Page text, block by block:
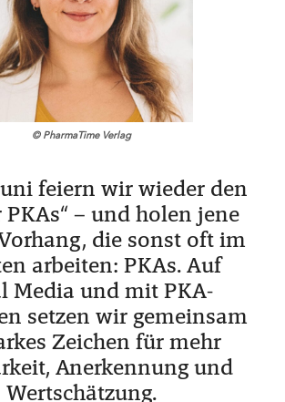
© PharmaTime Verlag
feiern wir wieder den
PKAs“ – und holen jene
die sonst oft im
arbeiten: PKAs. Auf
Media und mit PKA-
setzen wir gemeinsam
Zeichen für mehr
Anerkennung und
Wertschätzung.